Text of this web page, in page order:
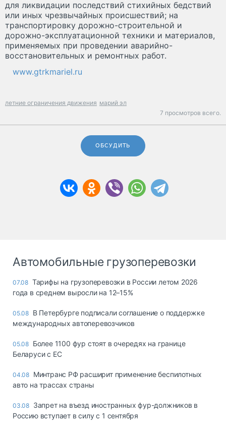
для ликвидации последствий стихийных бедствий
или иных чрезвычайных происшествий; на
транспортировку дорожно-строительной и
дорожно-эксплуатационной техники и материалов,
применяемых при проведении аварийно-
восстановительных и ремонтных работ.
www.gtrkmariel.ru
летние ограничения движения марий эл
7 просмотров всего.
ОБСУДИТЬ
Автомобильные грузоперевозки
07.08 Тарифы на грузоперевозки в России летом 2026
года в среднем выросли на 12–15%
05.08 В Петербурге подписали соглашение о поддержке
международных автоперевозчиков
05.08 Более 1100 фур стоят в очередях на границе
Беларуси с ЕС
04.08 Минтранс РФ расширит применение беспилотных
авто на трассах страны
03.08 Запрет на въезд иностранных фур-должников в
Россию вступает в силу с 1 сентября